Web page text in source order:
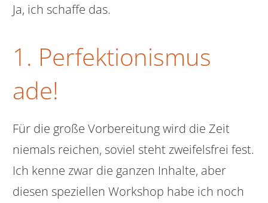
Ja, ich schaffe das.
1. Perfektionismus
ade!
Für die große Vorbereitung wird die Zeit
niemals reichen, soviel steht zweifelsfrei fest.
Ich kenne zwar die ganzen Inhalte, aber
diesen speziellen Workshop habe ich noch